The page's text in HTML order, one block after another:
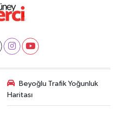
Beyoğlu Trafik Yoğunluk
Haritası